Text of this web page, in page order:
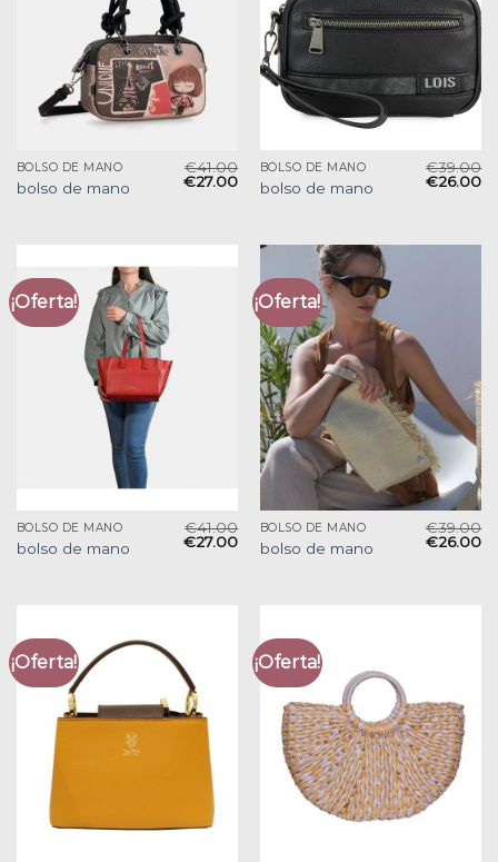
BOLSO DE MANO
bolso de mano
€41.00
€27.00
BOLSO DE MANO
bolso de mano
€39.00
€26.00
¡Oferta!
BOLSO DE MANO
bolso de mano
€41.00
€27.00
¡Oferta!
BOLSO DE MANO
bolso de mano
€39.00
€26.00
¡Oferta! ¡Oferta!